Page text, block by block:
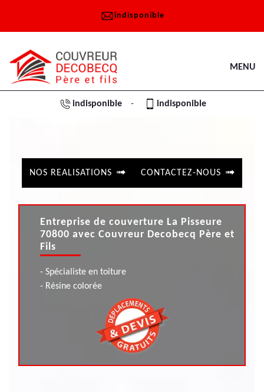
indisponible
MENU
indisponible - indisponible
NOS REALISATIONS CONTACTEZ-NOUS
Entreprise de couverture La Pisseure
70800 avec Couvreur Decobecq Père et
Fils
- Spécialiste en toiture
- Résine colorée